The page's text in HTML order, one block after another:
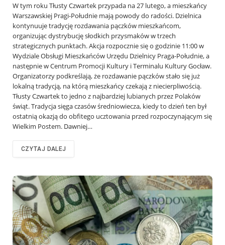
W tym roku Tłusty Czwartek przypada na 27 lutego, a mieszkańcy
Warszawskiej Pragi-Południe mają powody do radości. Dzielnica
kontynuuje tradycję rozdawania pączków mieszkańcom,
organizując dystrybucję słodkich przysmaków w trzech
strategicznych punktach. Akcja rozpocznie się o godzinie 11:00 w
Wydziale Obsługi Mieszkańców Urzędu Dzielnicy Praga-Południe, a
następnie w Centrum Promocji Kultury i Terminalu Kultury Gocław.
Organizatorzy podkreślają, że rozdawanie pączków stało się już
lokalną tradycją, na którą mieszkańcy czekają z niecierpliwością.
Tłusty Czwartek to jedno z najbardziej lubianych przez Polaków
świąt. Tradycja sięga czasów średniowiecza, kiedy to dzień ten był
ostatnią okazją do obfitego ucztowania przed rozpoczynającym się
Wielkim Postem. Dawniej…
CZYTAJ DALEJ